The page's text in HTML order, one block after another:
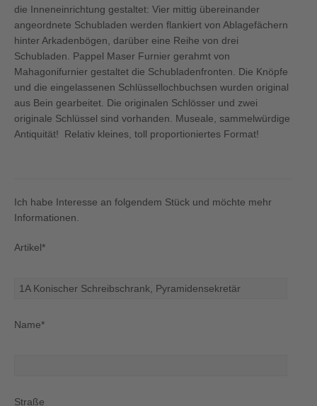
die Inneneinrichtung gestaltet: Vier mittig übereinander
angeordnete Schubladen werden flankiert von Ablagefächern
hinter Arkadenbögen, darüber eine Reihe von drei
Schubladen. Pappel Maser Furnier gerahmt von
Mahagonifurnier gestaltet die Schubladenfronten. Die Knöpfe
und die eingelassenen Schlüssellochbuchsen wurden original
aus Bein gearbeitet. Die originalen Schlösser und zwei
originale Schlüssel sind vorhanden. Museale, sammelwürdige
Antiquität! Relativ kleines, toll proportioniertes Format!
Ich habe Interesse an folgendem Stück und möchte mehr
Informationen.
Artikel*
Name*
Straße